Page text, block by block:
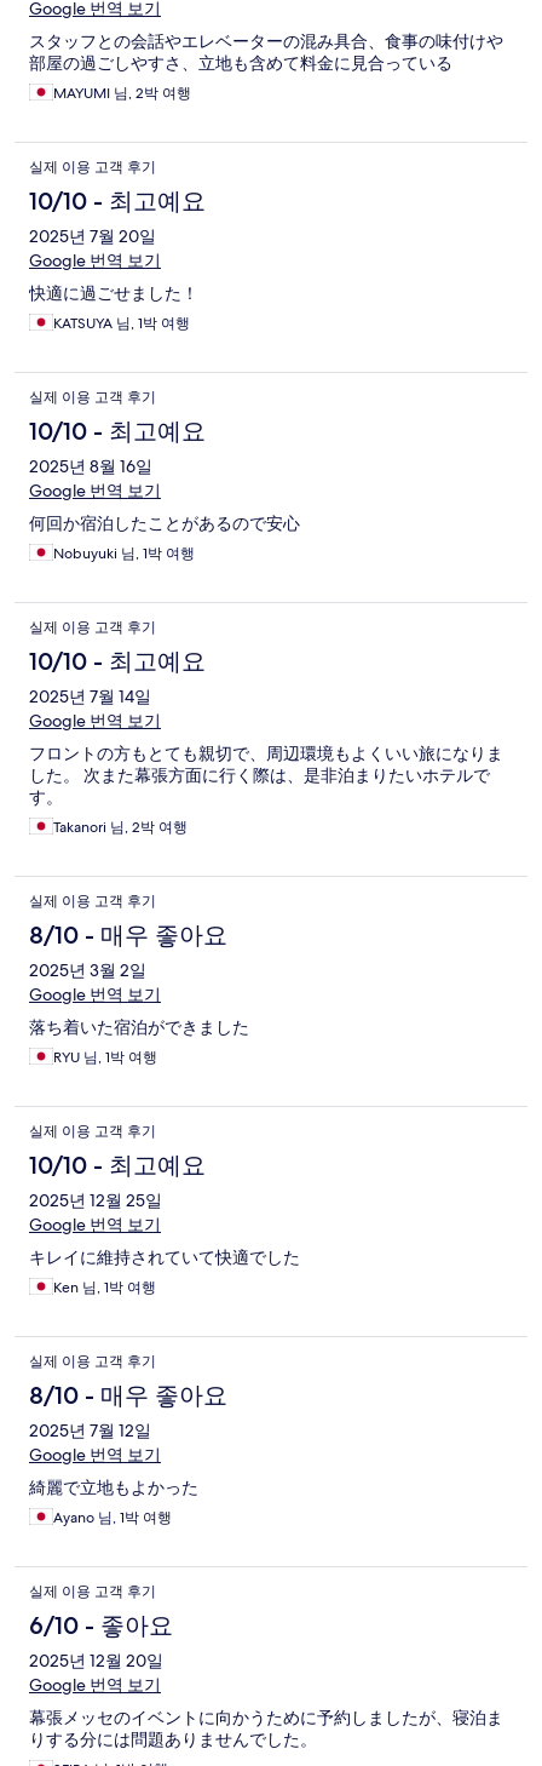
Google 번역 보기
スタッフとの会話やエレベーターの混み具合、食事の味付けや
部屋の過ごしやすさ、立地も含めて料金に見合っている
MAYUMI 님, 2박 여행
실제 이용 고객 후기
10/10 - 최고예요
2025년 7월 20일
Google 번역 보기
快適に過ごせました！
KATSUYA 님, 1박 여행
실제 이용 고객 후기
10/10 - 최고예요
2025년 8월 16일
Google 번역 보기
何回か宿泊したことがあるので安心
Nobuyuki 님, 1박 여행
실제 이용 고객 후기
10/10 - 최고예요
2025년 7월 14일
Google 번역 보기
フロントの方もとても親切で、周辺環境もよくいい旅になりま
した。 次また幕張方面に行く際は、是非泊まりたいホテルで
す。
Takanori 님, 2박 여행
실제 이용 고객 후기
8/10 - 매우 좋아요
2025년 3월 2일
Google 번역 보기
落ち着いた宿泊ができました
RYU 님, 1박 여행
실제 이용 고객 후기
10/10 - 최고예요
2025년 12월 25일
Google 번역 보기
キレイに維持されていて快適でした
Ken 님, 1박 여행
실제 이용 고객 후기
8/10 - 매우 좋아요
2025년 7월 12일
Google 번역 보기
綺麗で立地もよかった
Ayano 님, 1박 여행
실제 이용 고객 후기
6/10 - 좋아요
2025년 12월 20일
Google 번역 보기
幕張メッセのイベントに向かうために予約しましたが、寝泊ま
りする分には問題ありませんでした。